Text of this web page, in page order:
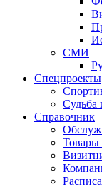
СМИ
Спецпроекты
Судьба
Справочник
Товары